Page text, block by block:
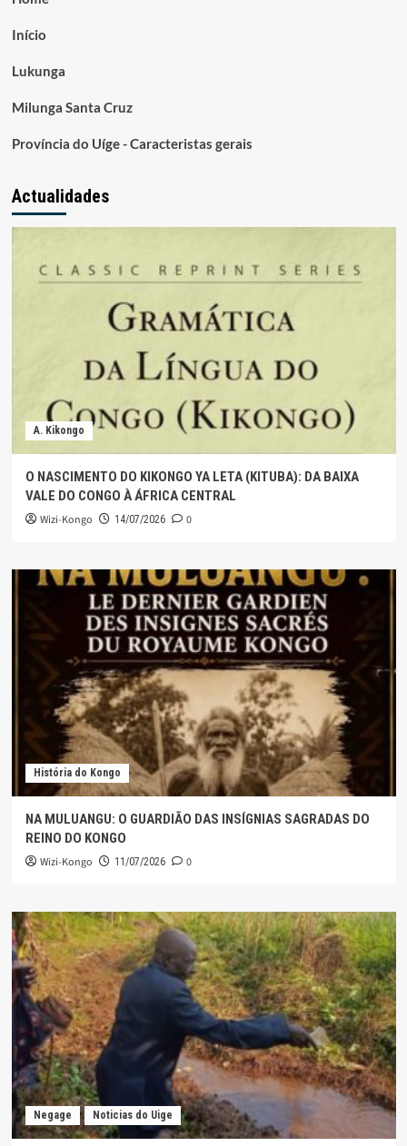
Início
Lukunga
Milunga Santa Cruz
Província do Uíge - Caracteristas gerais
Actualidades
A. Kikongo
O NASCIMENTO DO KIKONGO YA LETA (KITUBA): DA BAIXA
VALE DO CONGO À ÁFRICA CENTRAL
Wizi-Kongo 14/07/2026 0
História do Kongo
NA MULUANGU: O GUARDIÃO DAS INSÍGNIAS SAGRADAS DO
REINO DO KONGO
Wizi-Kongo 11/07/2026 0
Negage Noticias do Uige